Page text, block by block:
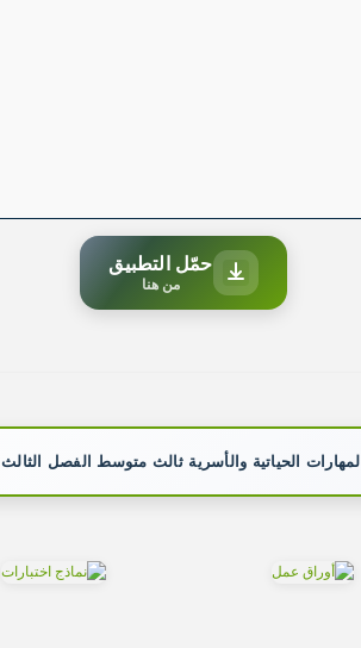
حمّل التطبيق
من هنا
المهارات الحياتية والأسرية ثالث متوسط الفصل الثالث